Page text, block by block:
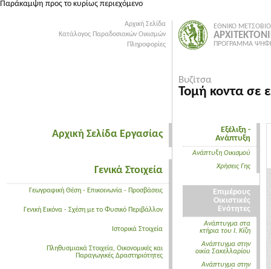
Παράκαμψη προς το κυρίως περιεχόμενο
Αρχική Σελίδα
Κατάλογος Παραδοσιακών Οικισμών
Πληροφορίες
Αρχική Σελίδα Εργασίας
Γενικά Στοιχεία
Γεωγραφική Θέση - Επικοινωνία - Προσβάσεις
Γενική Εικόνα - Σχέση με το Φυσικό Περιβάλλον
Ιστορικά Στοιχεία
Πληθυσμιακά Στοιχεία, Οικονομικές και
Παραγωγικές Δραστηριότητες
ΕΘΝΙΚΟ
ΠΡΟΓΡΑΜΜΑ
Βυζίτσα
Τομή κοντα σε
Εξέλιξη -
Ανάπτυξη
Ανάπτυξη Οικισμού
Χρήσεις Γης
Επιμέρους
Οικιστικές
Ενότητες
Ανάπτυγμα στα
κτήρια του Ι. Κίζη
Ανάπτυγμα στην
οικία Σακελλαρίου
Ανάπτυγμα στην